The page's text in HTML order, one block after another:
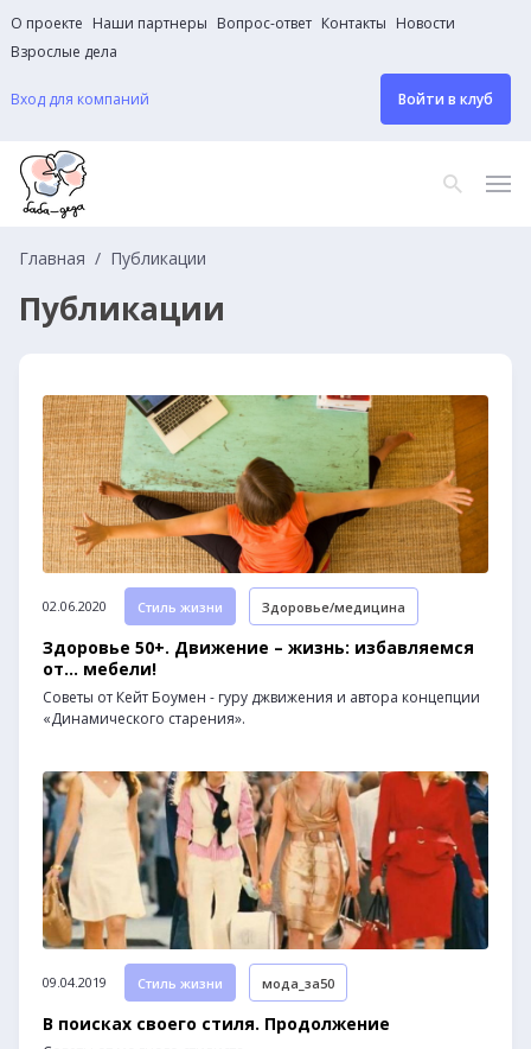
О проекте Наши партнеры Вопрос-ответ Контакты Новости
Взрослые дела
Вход для компаний Войти в клуб
Главная Публикации
Публикации
02.06.2020 Стиль жизни Здоровье/медицина
Здоровье 50+. Движение – жизнь: избавляемся
от… мебели!
Советы от Кейт Боумен - гуру джвижения и автора концепции
«Динамического старения».
09.04.2019 Стиль жизни мода_за50
В поисках своего стиля. Продолжение